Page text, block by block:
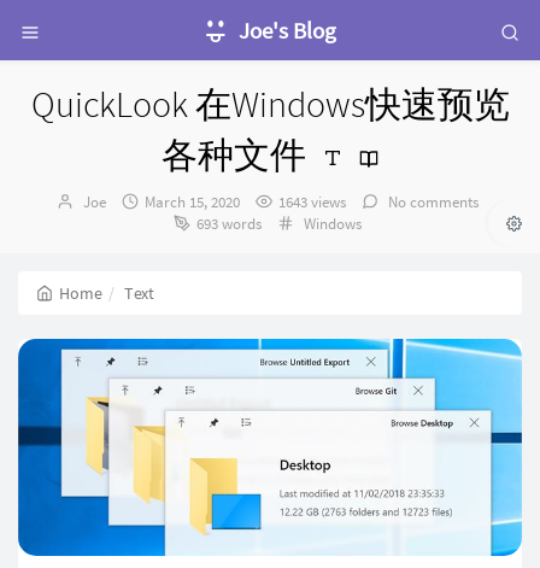
Joe's Blog
QuickLook 在Windows快速预览
各种文件
Author：
Joe
发
March 15, 2020 1643 views
No comments
693 words
Categories：
Windows
Home Text